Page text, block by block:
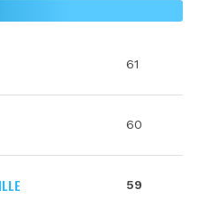
61
60
59